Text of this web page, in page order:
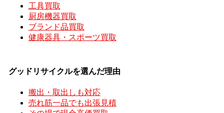
工具買取
厨房機器買取
ブランド品買取
健康器具・スポーツ買取
グッドリサイクルを選んだ理由
搬出・取出しも対応
売れ筋一品でも出張見積